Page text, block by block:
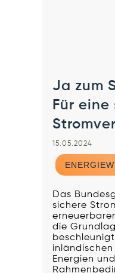
Ja zum
Für eine
15.05.2024
Das
sichere
die
Energien